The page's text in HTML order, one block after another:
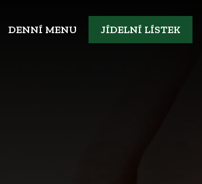
DENNÍ MENU JÍDELNÍ LÍSTEK